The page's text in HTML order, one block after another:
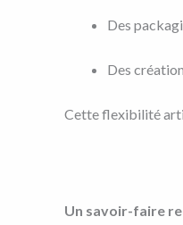
Des
Des
Cette flexibilité
Un savoir-faire